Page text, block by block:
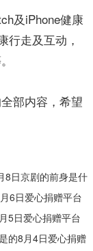
及iPhone健康
行走及互动，
部内容，希望
8日京剧的前身是什
6日爱心捐赠平台
5日爱心捐赠平台
的8月4日爱心捐赠